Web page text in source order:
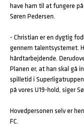
have ham til at fungere
Søren Pedersen.
- Christian er en dygtig
gennem talentsystemet.
hårdtarbejdende.
Planen er, at han skal gå
spilletid i
på vores U19-hold, siger
Hovedpersonen selv er
FC.